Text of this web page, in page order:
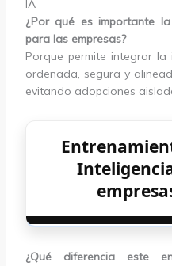
IA
¿Por qué es importante
para las empresas?
Porque permite integrar
ordenada, segura y
evitando adopciones
¿Qué diferencia este